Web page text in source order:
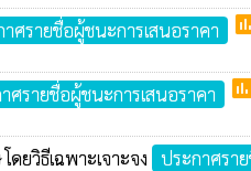
ศรายชื่อผู้ชนะการเสนอราคา
ศรายชื่อผู้ชนะการเสนอราคา poll
ยวิธีเฉพาะเจาะจง ประกาศรา